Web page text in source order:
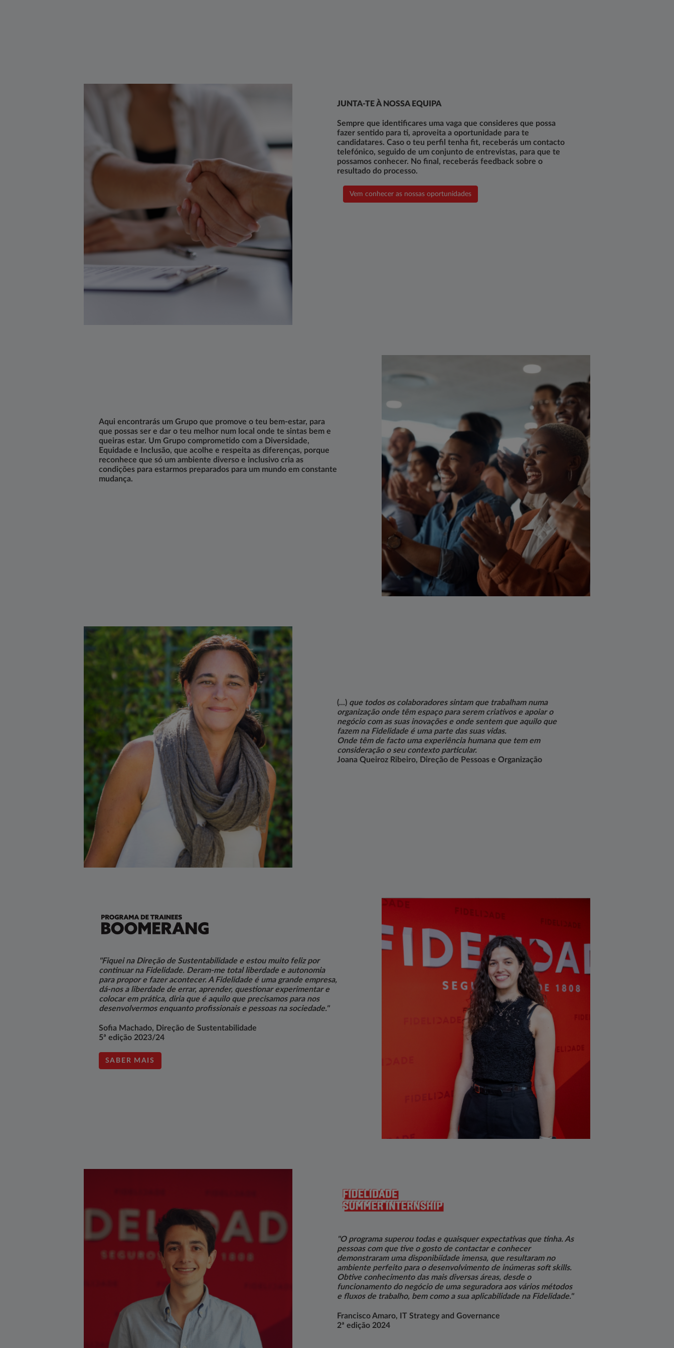
JUNTA-TE À NOSSA EQUIPA
Sempre que identificares uma vaga que consideres que possa
fazer sentido para ti, aproveita a oportunidade para te
candidatares. Caso o teu perfil tenha fit, receberás um contacto
telefónico, seguido de um conjunto de entrevistas, para que te
possamos conhecer. No final, receberás feedback sobre o
resultado do processo.
Vem conhecer as nossas oportunidades
Aqui encontrarás um Grupo que promove o teu bem-estar, para
que possas ser e dar o teu melhor num local onde te sintas bem e
queiras estar. Um Grupo comprometido com a Diversidade,
Equidade e Inclusão, que acolhe e respeita as diferenças, porque
reconhece que só um ambiente diverso e inclusivo cria as
condições para estarmos preparados para um mundo em constante
mudança. ​
(...) que todos os colaboradores sintam que trabalham numa
organização onde têm espaço para serem criativos e apoiar o
negócio com as suas inovações e onde sentem que aquilo que
fazem na Fidelidade é uma parte das suas vidas.
Onde têm de facto uma experiência humana que tem em
consideração o seu contexto particular.
Joana Queiroz Ribeiro, Direção de Pessoas e Organização
"Fiquei na Direção de Sustentabilidade e estou muito feliz por
continuar na Fidelidade. Deram-me total liberdade e autonomia
para propor e fazer acontecer. A Fidelidade é uma grande empresa,
dá-nos a liberdade de errar, aprender, questionar experimentar e
colocar em prática, diria que é aquilo que precisamos para nos
desenvolvermos enquanto profissionais e pessoas na sociedade."
Sofia Machado, Direção de Sustentabilidade
5ª edição 2023/24
SABER MAIS
"O programa superou todas e quaisquer expectativas que tinha. As
pessoas com que tive o gosto de contactar e conhecer
demonstraram uma disponibiidade imensa, que resultaram no
ambiente perfeito para o desenvolvimento de inúmeras soft skills.
Obtive conhecimento das mais diversas áreas, desde o
funcionamento do negócio de uma seguradora aos vários métodos
e fluxos de trabalho, bem como a sua aplicabilidade na Fidelidade."
Francisco Amaro, IT Strategy and Governance
2ª edição 2024